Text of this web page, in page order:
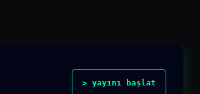
> yayını başlat